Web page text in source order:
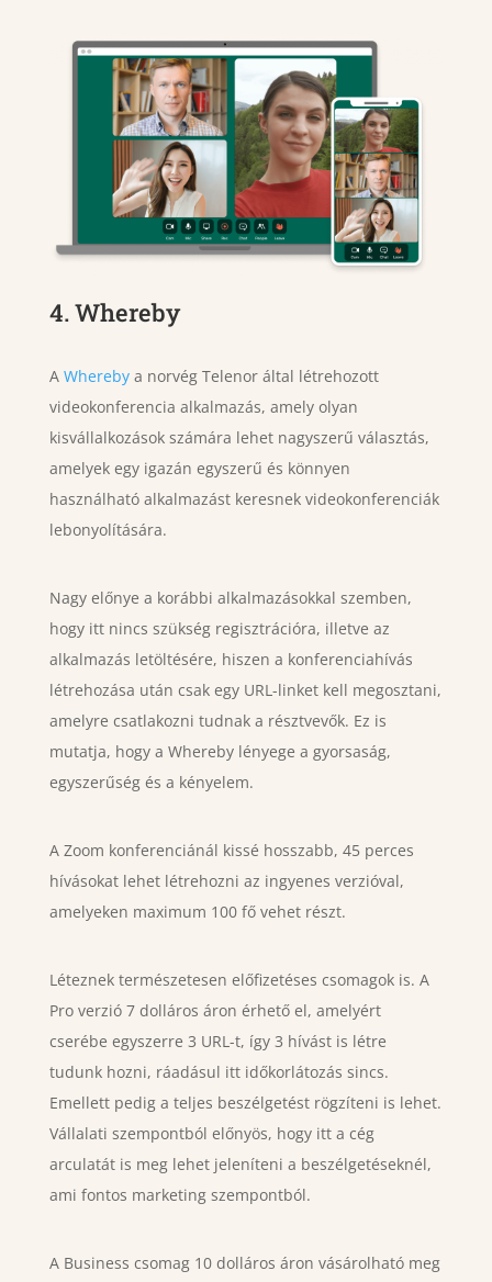
4. Whereby
A Wherebya norvég Telenor által létrehozott
videokonferencia alkalmazás, amely olyan
kisvállalkozások számára lehet nagyszerű választás,
amelyek egy igazán egyszerű és könnyen
használható alkalmazást keresnek videokonferenciák
lebonyolítására.
Nagy előnye a korábbi alkalmazásokkal szemben,
hogy itt nincs szükség regisztrációra, illetve az
alkalmazás letöltésére, hiszen a konferenciahívás
létrehozása után csak egy URL-linket kell megosztani,
amelyre csatlakozni tudnak a résztvevők. Ez is
mutatja, hogy a Whereby lényege a gyorsaság,
egyszerűség és a kényelem.
A Zoom konferenciánál kissé hosszabb, 45 perces
hívásokat lehet létrehozni az ingyenes verzióval,
amelyeken maximum 100 fő vehet részt.
Léteznek természetesen előfizetéses csomagok is. A
Pro verzió 7 dolláros áron érhető el, amelyért
cserébe egyszerre 3 URL-t, így 3 hívást is létre
tudunk hozni, ráadásul itt időkorlátozás sincs.
Emellett pedig a teljes beszélgetést rögzíteni is lehet.
Vállalati szempontból előnyös, hogy itt a cég
arculatát is meg lehet jeleníteni a beszélgetéseknél,
ami fontos marketing szempontból.
A Business csomag 10 dolláros áron vásárolható meg